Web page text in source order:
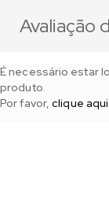
Avaliação
É necessário estar
produto.
Por favor,clique aqui